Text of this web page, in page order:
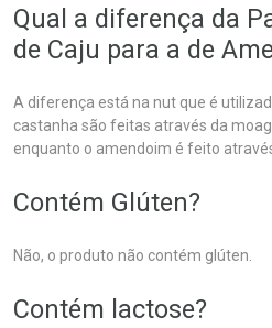
Qual a diferença da
de Caju para a de
A diferença está na nut que é
castanha são feitas através da
enquanto o amendoim é feito
Contém Glúten?
Não, o produto não contém glúten.
Contém lactose?